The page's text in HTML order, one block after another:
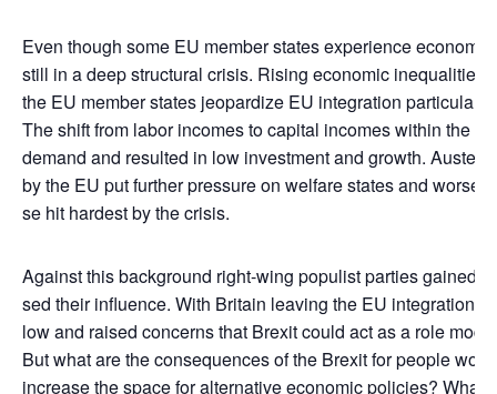
Even though some EU mem­ber sta­tes expe­ri­ence
still in a deep struc­tu­ral cri­sis. Rising eco­no­mic ine­qua­li­ties
the EU mem­ber sta­tes jeo­par­di­ze EU inte­gra­ti­on
The shift from labor inco­mes to capi­tal inco­mes wit­hin the
demand and resul­ted in low invest­ment and growth.
by the EU put fur­ther pres­su­re on wel­fa­re sta­tes and
se hit har­dest by the crisis.
Against this back­ground right-wing popu­list par­ties gai­ned
sed their influ­ence. With Bri­tain lea­ving the EU inte­gra­ti­on-
low and rai­sed con­cerns that Bre­x­it could act as a role
But what are the con­se­quen­ces of the Bre­x­it for peop­le
incre­a­se the space for alter­na­ti­ve eco­no­mic poli­ci­es? What